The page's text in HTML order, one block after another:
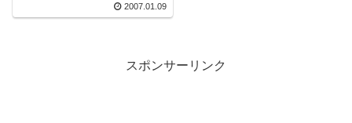
2007.01.09
スポンサーリンク